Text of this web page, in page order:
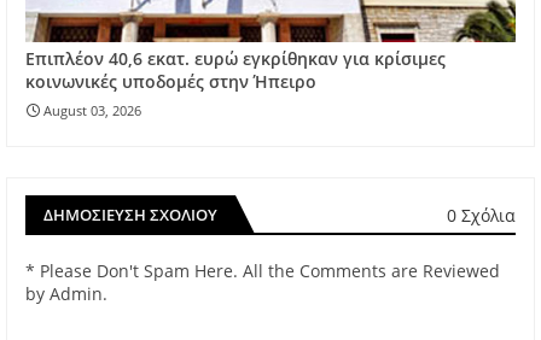
Επιπλέον 40,6 εκατ. ευρώ εγκρίθηκαν για κρίσιμες
κοινωνικές υποδομές στην Ήπειρο
August 03, 2026
ΔΗΜΟΣΊΕΥΣΗ ΣΧΟΛΊΟΥ 0 Σχόλια
* Please Don't Spam Here. All the Comments are Reviewed
by Admin.